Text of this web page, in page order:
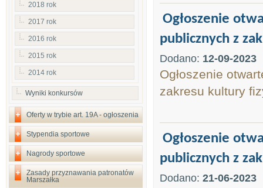
2018 rok
2017 rok
2016 rok
2015 rok
2014 rok
Wyniki konkursów
Oferty w trybie art. 19A - ogłoszenia
Stypendia sportowe
Nagrody sportowe
Zasady przyznawania patronatów
Marszałka
Ogłoszenie
publicznych z
Dodano: 12-09-2023
Ogłoszenie
zakresu kultury
Ogłoszenie
publicznych z
Dodano: 21-06-2023